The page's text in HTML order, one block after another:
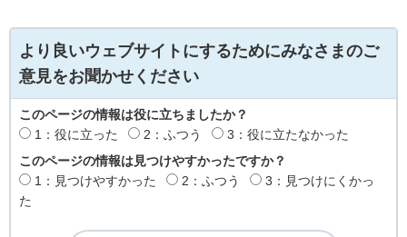
より良いウェブサイトにするためにみなさまのご
意見をお聞かせください
このページの情報は役に立ちましたか？
1：役に立った
2：ふつう
3：役に立たなかった
このページの情報は見つけやすかったですか？
1：見つけやすかった
2：ふつう
3：見つけにくかっ
た